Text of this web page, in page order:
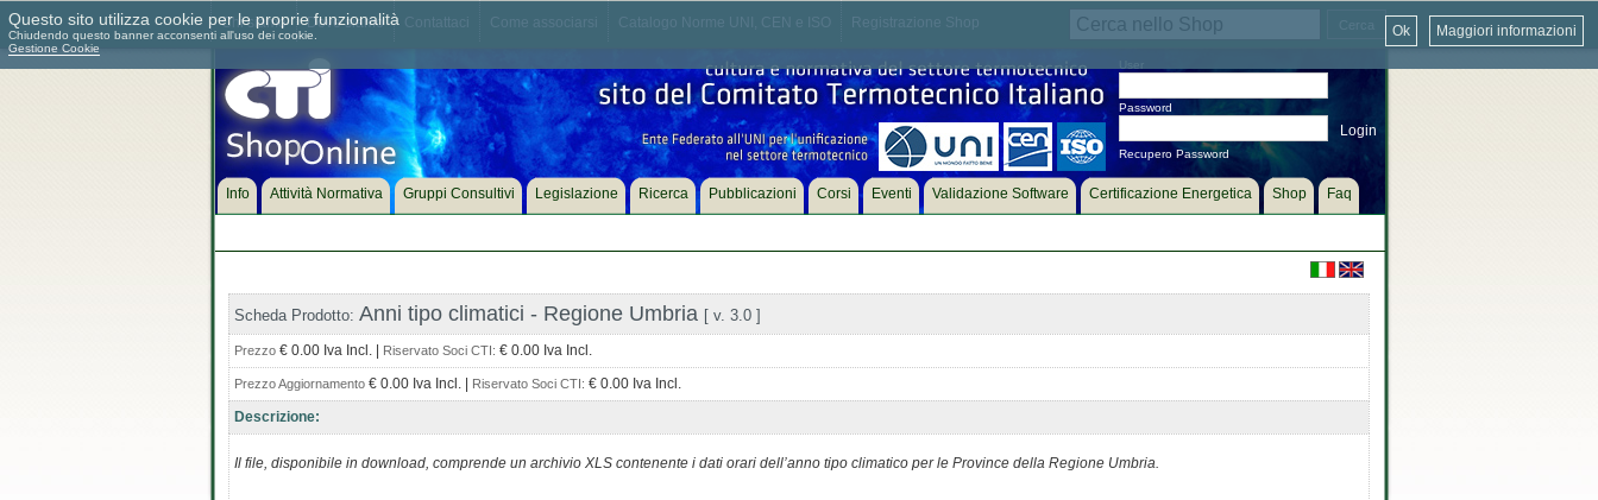
Chi siamo Dove siamo
Password
Recupero Password
Info Attività Normativa Gruppi Consultivi Legislazione Ricerca Pubblicazioni Corsi Eventi Validazione Software Certificazione Energetica Shop Faq
Scheda Prodotto: Anni tipo climatici - Regione Umbria [ v. 3.0 ]
Prezzo€ 0.00 Iva Incl. | Riservato Soci CTI: € 0.00 Iva Incl.
Prezzo Aggiornamento€ 0.00 Iva Incl. | Riservato Soci CTI: € 0.00 Iva Incl.
Descrizione:
Il file, disponibile in download, comprende un archivio XLS contenente i dati orari dell’anno tipo climatico per le Province della Regione Umbria.
Questo sito utilizza cookie per le proprie funzionalità
Chiudendo questo banner acconsenti all'uso dei cookie.
Gestione Cookie
Maggiori informazioni
Ok